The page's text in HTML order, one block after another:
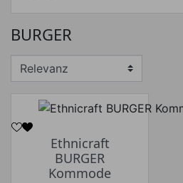
BURGER
Ethnicraft
BURGER
Kommode